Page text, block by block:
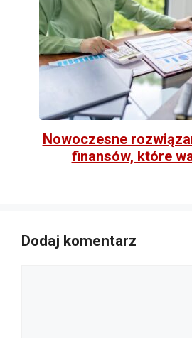
Nowoczesne
finansów, które
Dodaj komentarz